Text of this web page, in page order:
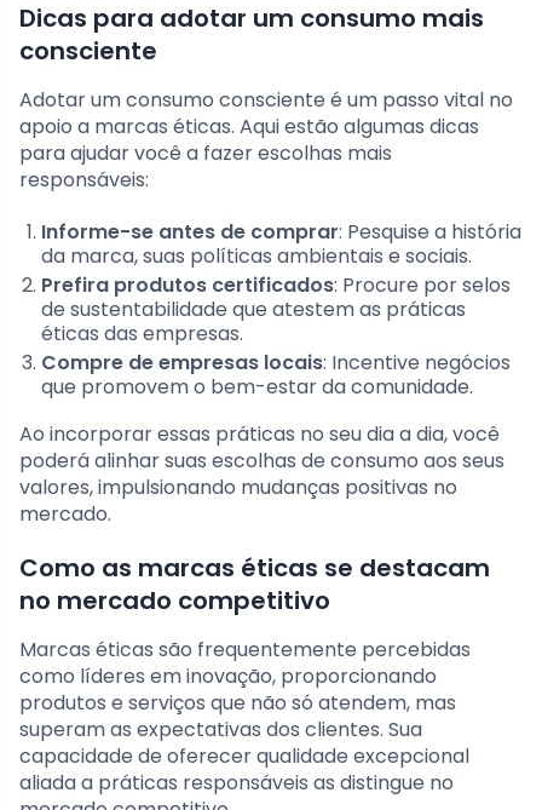
Dicas para adotar um consumo mais
consciente
Adotar um consumo consciente é um passo vital no
apoio a marcas éticas. Aqui estão algumas dicas
para ajudar você a fazer escolhas mais
responsáveis:
Informe-se antes de comprar: Pesquise a história
da marca, suas políticas ambientais e sociais.
Prefira produtos certificados: Procure por selos
de sustentabilidade que atestem as práticas
éticas das empresas.
Compre de empresas locais: Incentive negócios
que promovem o bem-estar da comunidade.
Ao incorporar essas práticas no seu dia a dia, você
poderá alinhar suas escolhas de consumo aos seus
valores, impulsionando mudanças positivas no
mercado.
Como as marcas éticas se destacam
no mercado competitivo
Marcas éticas são frequentemente percebidas
como líderes em inovação, proporcionando
produtos e serviços que não só atendem, mas
superam as expectativas dos clientes. Sua
capacidade de oferecer qualidade excepcional
aliada a práticas responsáveis as distingue no